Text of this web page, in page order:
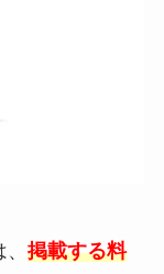
掲載する料